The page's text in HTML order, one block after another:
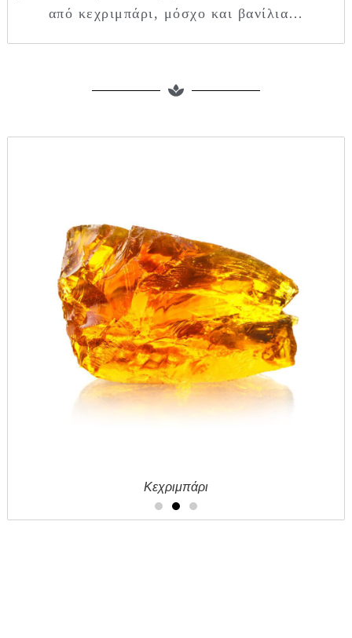
από κεχριμπάρι, μόσχο και βανίλια…
Κεχριμπάρι